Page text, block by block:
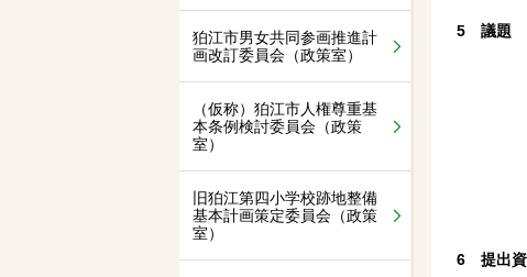
狛江市男女共同参画推進計
画改訂委員会（政策室）
（仮称）狛江市人権尊重基
本条例検討委員会（政策
室）
旧狛江第四小学校跡地整備
基本計画策定委員会（政策
室）
5 議題
6 提出